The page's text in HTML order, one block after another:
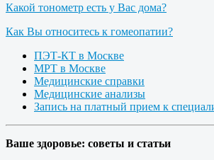
Какой тонометр есть у Вас дома?
Как Вы относитесь к гомеопатии?
ПЭТ-КТ в Москве
МРТ в Москве
Медицинские справки
Медицинские анализы
Запись на платный прием к
Ваше здоровье: советы и статьи